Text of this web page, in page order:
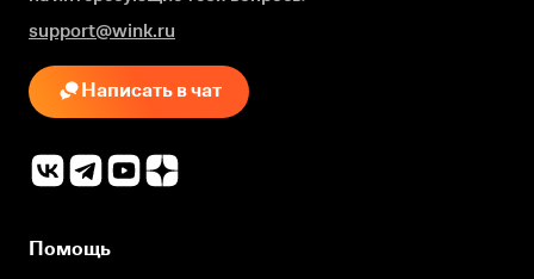
support@wink.ru
Написать в чат
Помощь